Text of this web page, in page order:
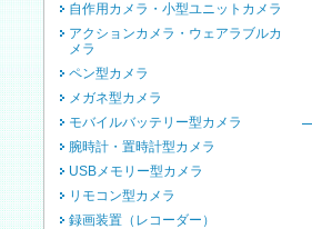
自作用カメラ・小型ユニットカメラ
アクションカメラ・ウェアラブルカ
メラ
ペン型カメラ
メガネ型カメラ
モバイルバッテリー型カメラ
腕時計・置時計型カメラ
USBメモリー型カメラ
リモコン型カメラ
録画装置（レコーダー）